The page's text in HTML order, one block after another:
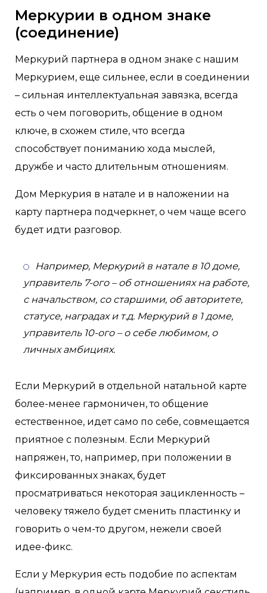
Меркурии в одном знаке
(соединение)
Меркурий партнера в одном знаке с нашим
Меркурием, еще сильнее, если в соединении
– сильная интеллектуальная завязка, всегда
есть о чем поговорить, общение в одном
ключе, в схожем стиле, что всегда
способствует пониманию хода мыслей,
дружбе и часто длительным отношениям.
Дом Меркурия в натале и в наложении на
карту партнера подчеркнет, о чем чаще всего
будет идти разговор.
Например, Меркурий в натале в 10 доме,
управитель 7-ого – об отношениях на работе,
с начальством, со старшими, об авторитете,
статусе, наградах и т.д. Меркурий в 1 доме,
управитель 10-ого – о себе любимом, о
личных амбициях.
Если Меркурий в отдельной натальной карте
более-менее гармоничен, то общение
естественное, идет само по себе, совмещается
приятное с полезным. Если Меркурий
напряжен, то, например, при положении в
фиксированных знаках, будет
просматриваться некоторая зацикленность –
человеку тяжело будет сменить пластинку и
говорить о чем-то другом, нежели своей
идее-фикс.
Если у Меркурия есть подобие по аспектам